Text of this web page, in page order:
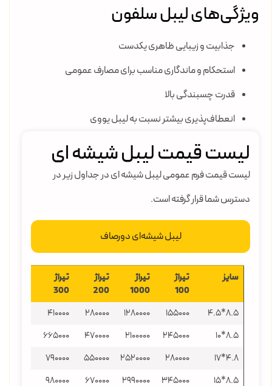
ویژگی‌های لیبل سلفون
جذابیت و زیبایی ظاهری یکدست
استحکام و ماندگاری مناسب برای مصارف عمومی
قدرت چسبندگی بالا
انعطاف‌پذیری بیشتر نسبت به لیبل یووی
لیست قیمت لیبل شیشه ای
لیست قیمت فرم عمومی لیبل شیشه ای در جداول زیر در
دسترس شما قرار گرفته است.
لیبل شیشه‌ای دورصاف
سایز
تیراژ
100
تیراژ
1000
تیراژ
200
تیراژ
300
۸.۵*۴.5 155000
1280000
280000
410000
۸.۵*10
245000
2100000
470000
665000
۴.۸*۱۷
280000
2520000
550000
790000
۸.۵*15
345000
2990000
670000
980000